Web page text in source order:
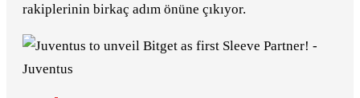
rakiplerinin birkaç adım önüne çıkıyor.